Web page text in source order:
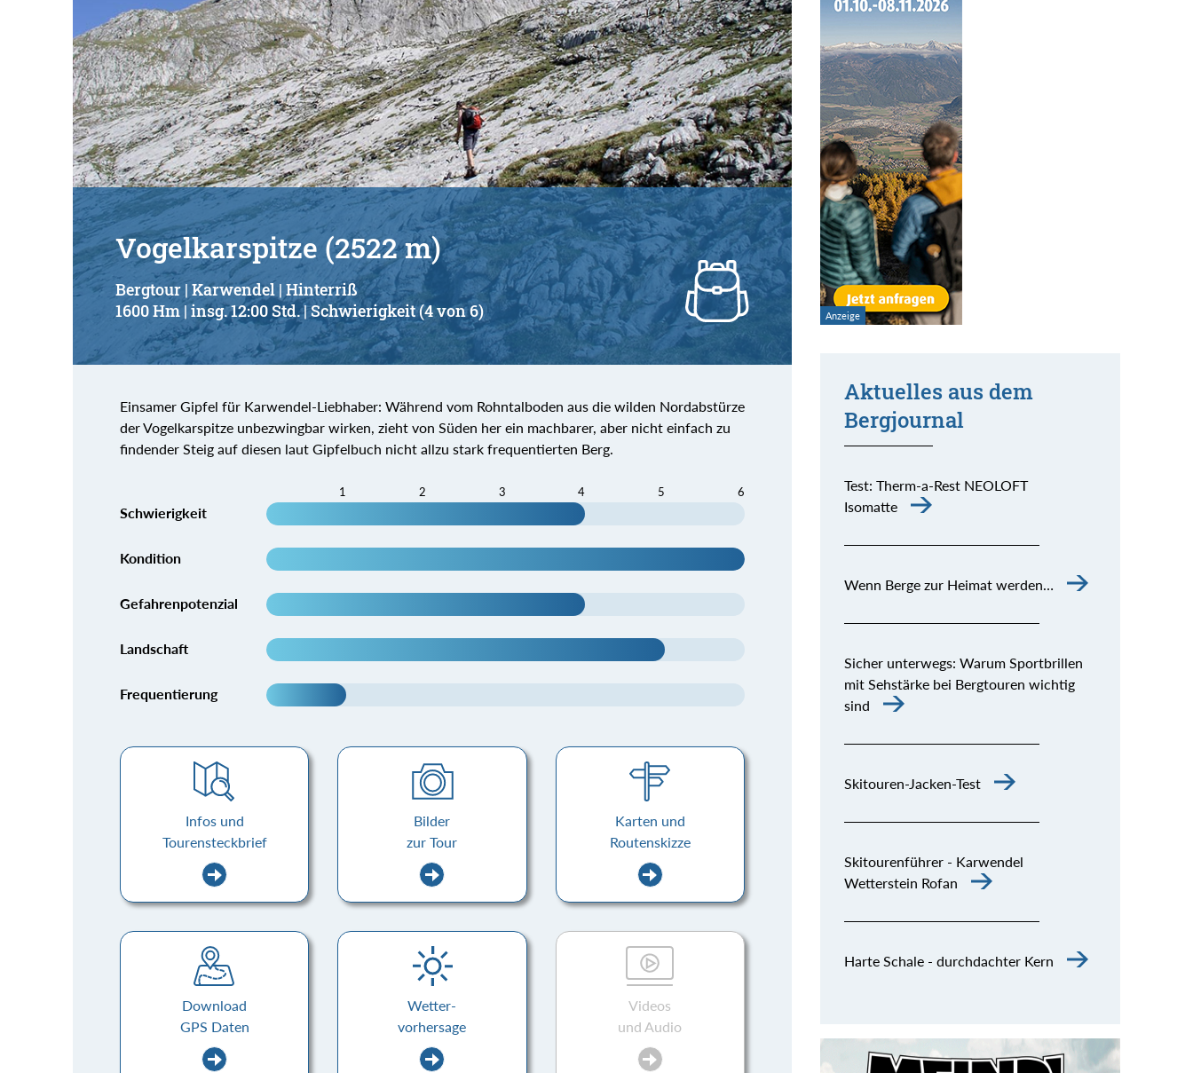
Vogelkarspitze (2522 m)
Bergtour | Karwendel | Hinterriß
1600 Hm | insg. 12:00 Std. | Schwierigkeit (4 von 6)
Einsamer Gipfel für Karwendel-Liebhaber: Während vom Rohntalboden aus die wilden Nordabstürze
der Vogelkarspitze unbezwingbar wirken, zieht von Süden her ein machbarer, aber nicht einfach zu
findender Steig auf diesen laut Gipfelbuch nicht allzu stark frequentierten Berg.
1 2 3 4 5 6
Schwierigkeit
Kondition
Gefahrenpotenzial
Landschaft
Frequentierung
Infos und
Tourensteckbrief
Bilder
zur Tour
Karten und
Routenskizze
Download
GPS Daten
Wetter-
vorhersage
Videos
und Audio
Aktuelles aus dem
Bergjournal
Test: Therm-a-Rest NEOLOFT
Isomatte
Wenn Berge zur Heimat werden…
Sicher unterwegs: Warum Sportbrillen
mit Sehstärke bei Bergtouren wichtig
sind
Skitouren-Jacken-Test
Skitourenführer - Karwendel
Wetterstein Rofan
Harte Schale - durchdachter Kern